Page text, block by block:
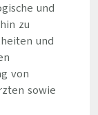
und
zu
und
von
sowie